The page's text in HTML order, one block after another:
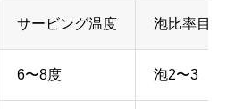
サービング温度 泡比率目安
6〜8度 泡2〜3